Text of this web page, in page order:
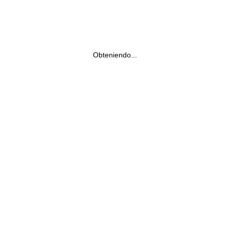
Obteniendo...